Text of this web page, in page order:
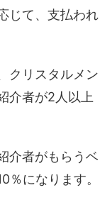
じて、支払われ
クリスタルメン
介者が2人以上
介者がもらうベ
％になります。